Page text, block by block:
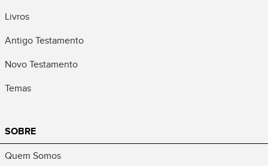
Livros
Antigo Testamento
Novo Testamento
Temas
SOBRE
Quem Somos